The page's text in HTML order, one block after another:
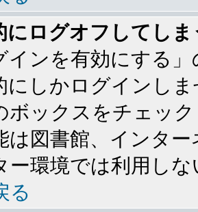
にログオフしてし
インを有効にする
にしかログインし
ボックスをチェッ
は図書館、インタ
ー環境では利用し
る